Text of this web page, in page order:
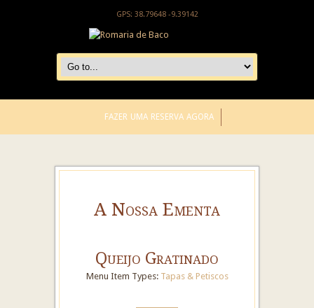
GPS: 38.79648 -9.39142
FAZER UMA RESERVA AGORA
A Nossa Ementa
Queijo Gratinado
Menu Item Types: Tapas & Petiscos